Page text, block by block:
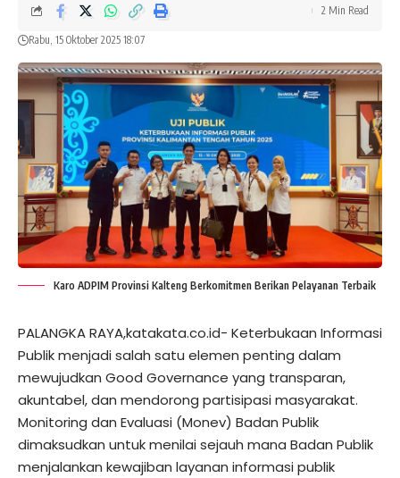
Rabu, 15 Oktober 2025 18:07
2 Min Read
Karo ADPIM Provinsi Kalteng Berkomitmen Berikan Pelayanan Terbaik
PALANGKA RAYA,katakata.co.id- Keterbukaan Informasi
Publik menjadi salah satu elemen penting dalam
mewujudkan Good Governance yang transparan,
akuntabel, dan mendorong partisipasi masyarakat.
Monitoring dan Evaluasi (Monev) Badan Publik
dimaksudkan untuk menilai sejauh mana Badan Publik
menjalankan kewajiban layanan informasi publik